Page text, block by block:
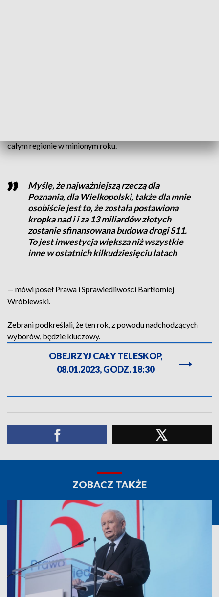
całym regionie w minionym roku.
Myślę, że najważniejszą rzeczą dla
Poznania, dla Wielkopolski, także dla mnie
osobiście jest to, że została postawiona
kropka nad i i za 13 miliardów złotych
zostanie sfinansowana budowa drogi S11.
To jest inwestycja większa niż wszystkie
inne w ostatnich kilkudziesięciu latach
— mówi poseł Prawa i Sprawiedliwości Bartłomiej
Wróblewski.
Zebrani podkreślali, że ten rok, z powodu nadchodzących
wyborów, będzie kluczowy.
OBEJRZYJ CAŁY TELESKOP,
08.01.2023, GODZ. 18:30
ZOBACZ TAKŻE